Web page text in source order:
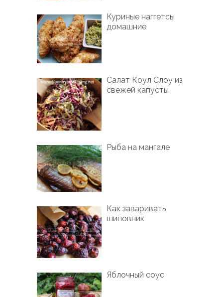
Куриные наггетсы
домашние
Салат Коул Слоу из
свежей капусты
Рыба на мангале
Как заваривать
шиповник
Яблочный соус